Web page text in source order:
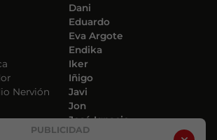
PUBLICIDAD
Nervión
Dani
Eduardo
Eva Argote
Endika
Iker
Iñigo
Javi
Jon
José Ignacio
Joseba